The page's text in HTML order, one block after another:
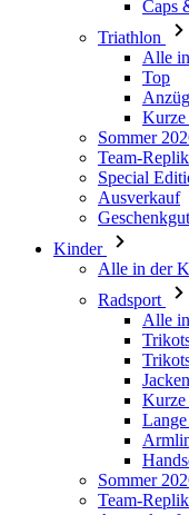
Kurze
Sommer 2026
Team-
Special
Ausverkauf
Kinder
Alle in der
Radsport
Alle in
Jacken
Kurze
Sommer 2026
Team-
Ausverkauf
Special
Individuelles
Stories